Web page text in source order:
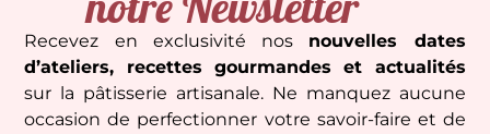
Recevez en exclusivité nos nouvelles dates
d’ateliers, recettes gourmandes et actualités
sur la pâtisserie artisanale. Ne manquez aucune
occasion de perfectionner votre savoir-faire et de